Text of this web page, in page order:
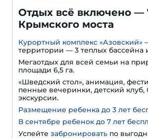
Отдых всё включено —
Крымского моста
Курортный комплекс «Азовский»
территории — 3 теплых бассейна
Мегаотдых для всей семьи на
площади 6,5 га.
«Шведский стол», анимация,
пенные вечеринки, детский
экскурсии.
Размещение ребенка до 3 лет
В сентябре ребенок до 7 лет
Успейте забронировать по